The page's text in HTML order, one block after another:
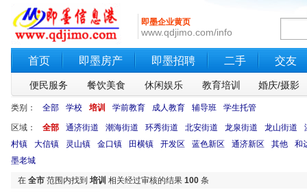
即墨企业黄页
www.qdjimo.com/info
首页 即墨房产 即墨招聘 二手 交友
便民服务 餐饮美食 休闲娱乐 教育培训 婚庆/摄影
类别： 全部 学校 培训 学前教育 成人教育 辅导班 学生托管
区域： 全部 通济街道 潮海街道 环秀街道 北安街道 龙泉街道 龙山街道
村镇
大信镇 灵山镇 金口镇 田横镇 开发区 蓝色新区 通济新区 其他
和
墨老城
在 全市 范围内找到 培训 相关经过审核的结果 100 条